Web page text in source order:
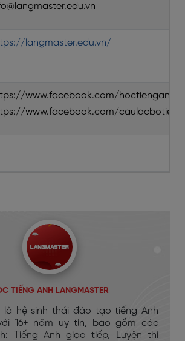
langmaster.edu.vn/
www.facebook.com/
www.facebook.com/
TIẾNG ANH LANGMASTER
là hệ sinh thái đào tạo tiếng Anh
16+ năm uy tín, bao gồm các
Tiếng Anh giao tiếp, Luyện thi